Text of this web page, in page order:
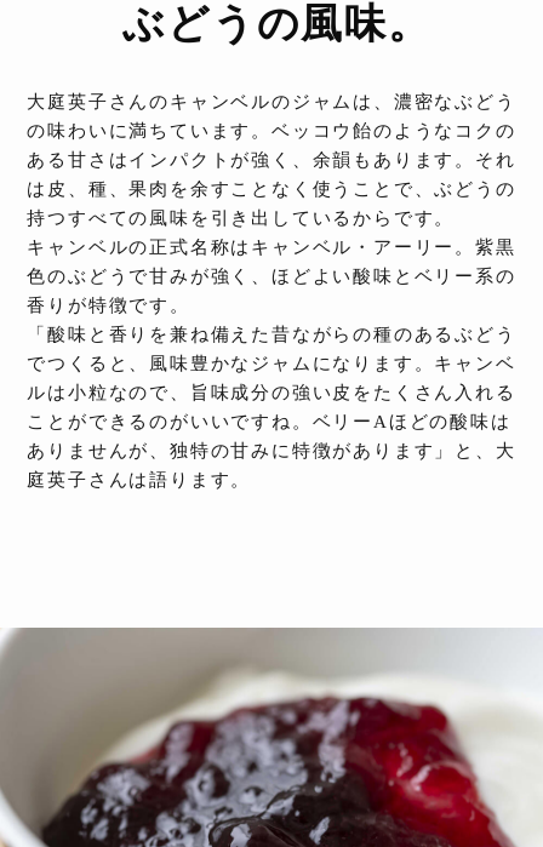
ぶどうの風味。
大庭英子さんのキャンベルのジャムは、濃密なぶどう
の味わいに満ちています。ベッコウ飴のようなコクの
ある甘さはインパクトが強く、余韻もあります。それ
は皮、種、果肉を余すことなく使うことで、ぶどうの
持つすべての風味を引き出しているからです。
キャンベルの正式名称はキャンベル・アーリー。紫黒
色のぶどうで甘みが強く、ほどよい酸味とベリー系の
香りが特徴です。
「酸味と香りを兼ね備えた昔ながらの種のあるぶどう
でつくると、風味豊かなジャムになります。キャンベ
ルは小粒なので、旨味成分の強い皮をたくさん入れる
ことができるのがいいですね。ベリーAほどの酸味は
ありませんが、独特の甘みに特徴があります」と、大
庭英子さんは語ります。